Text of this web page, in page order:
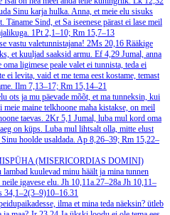
Sinu karja hulka. Anna, et meie elu sisuks
Sind, et Sa iseenese pärast ei lase meil
1Pt 2,1–10; Rm 15,7–13
vastu valetunnistajana! 2Ms 20,16 Rääkige
et kuuljad saaksid armu. Ef 4,29 Jumal, anna
ligimese peale valet ei tunnista, teda ei
ei levita, vaid et me tema eest kostame, temast
Ilm 7,13–17; Rm 15,14–21
ots ja mu päevade mõõt, et ma tunneksin, kui
meie maine telkhoone maha kistakse, on meil
taevas. 2Kr 5,1 Jumal, luba mul kord oma
on küps. Luba mul lihtsalt olla, mitte elust
hoolde usaldada. Ap 8,26–39; Rm 15,22–
(MISERICORDIAS DOMINI)
kuulevad minu häält ja mina tunnen
igavese elu. Jh 10,11a.27–28a Jh 10,11–
34,1–2(3–9)10–16.31
ilma et mina teda näeksin? ütleb